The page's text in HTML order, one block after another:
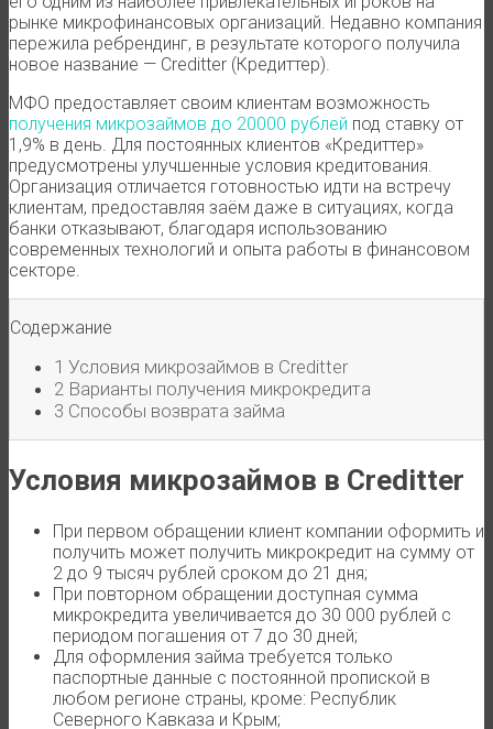
рынке микрофинансовых организаций. Недавно компания
пережила ребрендинг, в результате которого получила
новое название — Creditter (Кредиттер).
МФО предоставляет своим клиентам возможность
получения микрозаймов до 20000 рублей под ставку от
1,9% в день. Для постоянных клиентов «Кредиттер»
предусмотрены улучшенные условия кредитования.
Организация отличается готовностью идти на встречу
клиентам, предоставляя заём даже в ситуациях, когда
банки отказывают, благодаря использованию
современных технологий и опыта работы в финансовом
секторе.
Содержание
1 Условия микрозаймов в Creditter
2 Варианты получения микрокредита
3 Способы возврата займа
Условия микрозаймов в Creditter
При первом обращении клиент компании оформить и
получить может получить микрокредит на сумму от
2 до 9 тысяч рублей сроком до 21 дня;
При повторном обращении доступная сумма
микрокредита увеличивается до 30 000 рублей с
периодом погашения от 7 до 30 дней;
Для оформления займа требуется только
паспортные данные с постоянной пропиской в
любом регионе страны, кроме: Республик
Северного Кавказа и Крым;